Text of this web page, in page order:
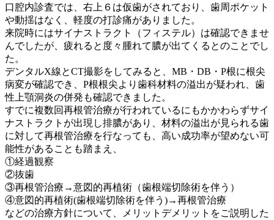
口腔内診査では、右上６は仮歯がされており、歯周ポケット
や動揺はなく、軽度の打診痛がありました。
来院時にはサイナストラクト（フィステル）は確認できませ
んでしたが、疲れると度々腫れて膿が出てくるとのことでし
た。
デンタルX線とCT撮影をしてみると、MB・DB・P根に根尖
病変が確認でき、P根根尖より歯科材料の溢出が疑われ、歯
性上顎洞炎の併発も確認できました。
すでに複数回再根管治療が行われているにもかかわらずサイ
ナストラクトが出現し排膿があり、材料の溢出が見られる歯
に対して再根管治療を行なっても、高い成功率が望めない可
能性があることも踏まえ、
①経過観察
②抜歯
③再根管治療→意図的再植術（歯根端切除術を伴う）
④意図的再植術(歯根端切除術を伴う)→再根管治療
などの治療方針について、メリットデメリットをご説明した